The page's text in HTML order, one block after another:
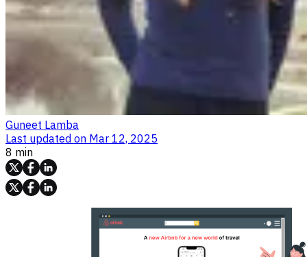
Guneet Lamba
Last updated on Mar 12, 2025
8 min